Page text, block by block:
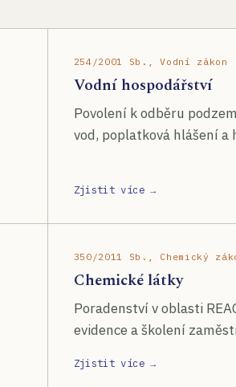
254/2001 Sb., Vodní zákon
Vodní hospodářství
Povolení k odběru
vod, poplatková hlášení a
Zjistit více →
350/2011 Sb., Chemický
Chemické látky
Poradenství v oblasti
evidence a školení
Zjistit více →